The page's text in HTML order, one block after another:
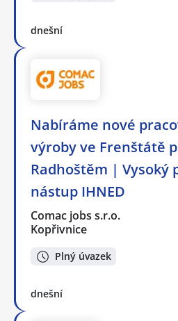
dnešní
Nabíráme nové
výroby ve Frenštátě
Radhoštěm | Vysoký
nástup IHNED
Comac jobs s.r.o.
Kopřivnice
Plný úvazek
dnešní